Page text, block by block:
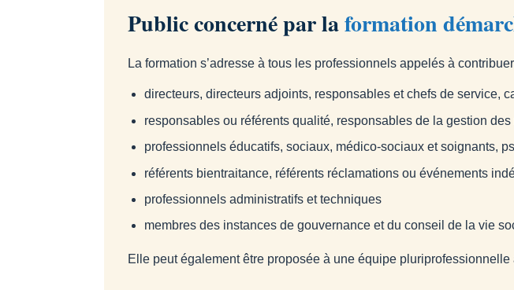
Public concerné par laformation
La formation s’adresse à tous les professionnels appelés à
directeurs, directeurs adjoints, responsables et chefs de service,
responsables ou référents qualité, responsables de la gestion des
professionnels éducatifs, sociaux, médico-sociaux et soignants,
référents bientraitance, référents réclamations ou événements
professionnels administratifs et techniques
membres des instances de gouvernance et du conseil de la vie
Elle peut également être proposée à une équipe